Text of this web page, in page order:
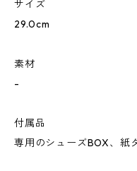
サイズ
29.0cm
素材
-
付属品
専用のシューズBOX、紙